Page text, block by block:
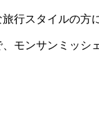
行スタイルの方
モンサンミッシ